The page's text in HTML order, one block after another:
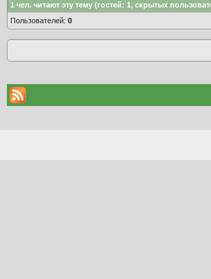
1 чел. читают эту тему (гостей: 1, скрытых
Пользователей: 0